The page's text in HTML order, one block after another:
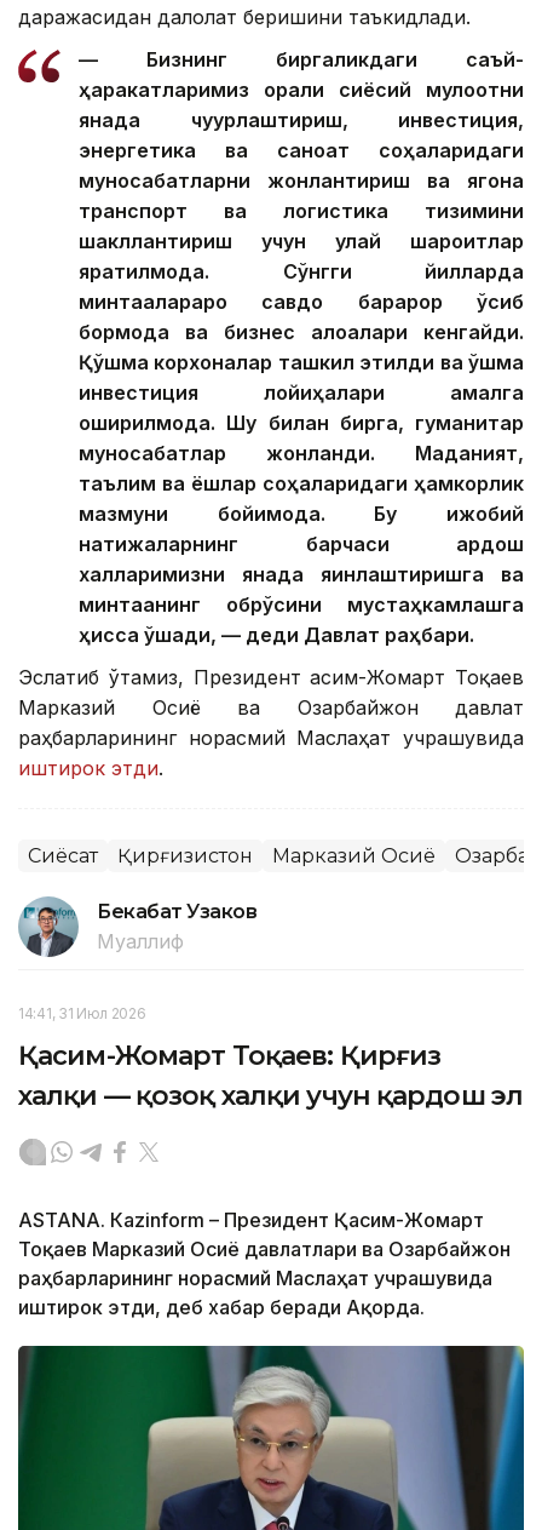
даражасидан далолат беришини таъкидлади.
— Бизнинг биргаликдаги саъй-
ҳаракатларимиз орқали сиёсий мулоқотни
янада чуқурлаштириш, инвестиция,
энергетика ва саноат соҳаларидаги
муносабатларни жонлантириш ва ягона
транспорт ва логистика тизимини
шакллантириш учун қулай шароитлар
яратилмоқда. Сўнгги йилларда
минтақалараро савдо барқарор ўсиб
бормоқда ва бизнес алоқалари кенгайди.
Қўшма корхоналар ташкил этилди ва қўшма
инвестиция лойиҳалари амалга
оширилмоқда. Шу билан бирга, гуманитар
муносабатлар жонланди. Маданият,
таълим ва ёшлар соҳаларидаги ҳамкорлик
мазмуни бойимоқда. Бу ижобий
натижаларнинг барчаси қардош
халқларимизни янада яқинлаштиришга ва
минтақанинг обрўсини мустаҳкамлашга
ҳисса қўшади, — деди Давлат раҳбари.
Эслатиб ўтамиз, Президент Қасим-Жомарт Тоқаев
Марказий Осиё ва Озарбайжон давлат
раҳбарларининг норасмий Маслаҳат учрашувида
иштирок этди.
Сиёсат Қирғизистон Марказий Осиё
Бекабат Узаков
Муаллиф
14:41, 31 Июл 2026
Қасим-Жомарт Тоқаев: Қирғиз
халқи — қозоқ халқи учун қардош эл
ASTANА. Кazinform – Президент Қасим-Жомарт
Тоқаев Марказий Осиё давлатлари ва Озарбайжон
раҳбарларининг норасмий Маслаҳат учрашувида
иштирок этди, деб хабар беради Ақорда.